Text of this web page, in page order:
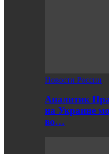
Новости России
Аналитик
на Украине
во…